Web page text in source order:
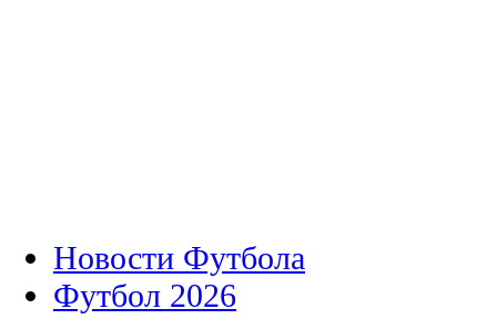
Новости Футбола
Футбол 2026